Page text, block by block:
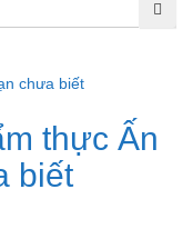
chưa biết
thực Ấn
biết